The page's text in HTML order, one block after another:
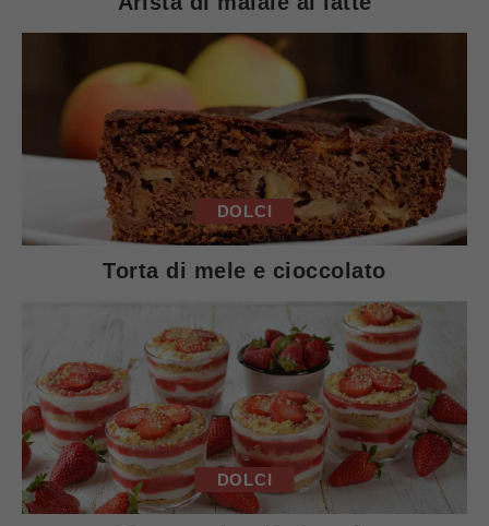
DOLCI
Torta di mele e cioccolato
DOLCI